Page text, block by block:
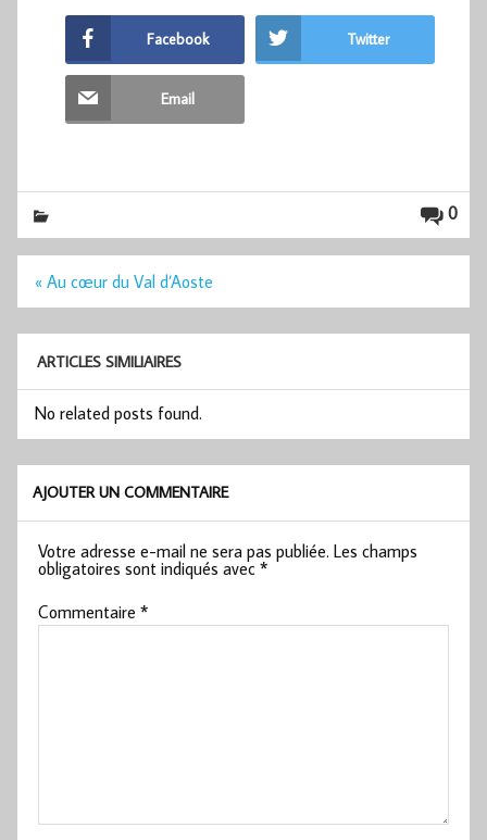
Facebook Twitter
Email
0
Navigation
l’article
« Au cœur du Val d’Aoste
ARTICLES SIMILIAIRES
No related posts found.
AJOUTER UN COMMENTAIRE
Votre adresse e-mail ne sera pas publiée. Les champs
obligatoires sont indiqués avec*
Commentaire*